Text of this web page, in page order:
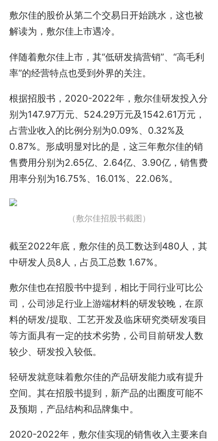
敷尔佳的股价从第二个交易日开始跳水，这也被
解读为，敷尔佳上市遇冷。
伴随着敷尔佳上市，其“低研发搞营销”、“高毛利
率”的经营特点也受到外界的关注。
根据招股书，2020-2022年，敷尔佳研发投入分
别为147.97万元、524.29万元及1542.61万元，
占营业收入的比例分别为0.09%、0.32%及
0.87%。形成明显对比的是，这三年敷尔佳的销
售费用分别为2.65亿、2.64亿、3.90亿，销售费
用率分别为16.75%、16.01%、22.06%。
（敷尔佳招股书截图）
截至2022年底，敷尔佳的员工数达到480人，其
中研发人员8人，占员工总数 1.67%。
敷尔佳也在招股书中提到，相比于同行业可比公
司，公司涉足行业上游端材料的研发较晚，在原
料的研发/提取、工艺开发及临床研究类研发项目
等方面具有一定的技术劣势，公司目前研发人数
较少、研发投入较低。
轻研发就意味着敷尔佳的产品研发能力或有提升
空间。其在招股书提到，新产品的出圈度可能不
及预期，产品结构和品牌集中。
2020-2022年，敷尔佳实现的销售收入主要来自